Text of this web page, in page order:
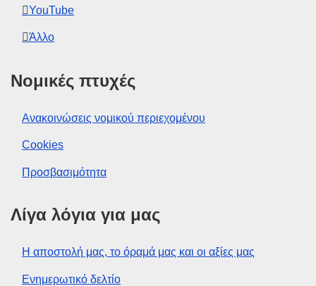
YouTube
Άλλο
Νομικές πτυχές
Ανακοινώσεις νομικού περιεχομένου
Cookies
Προσβασιμότητα
Λίγα λόγια για μας
Η αποστολή μας, το όραμά μας και οι αξίες μας
Ενημερωτικό δελτίο